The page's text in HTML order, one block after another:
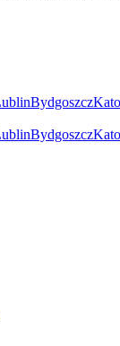
Bydgoszcz
Bydgoszcz